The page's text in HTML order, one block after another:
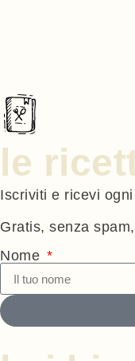
le
Iscriviti e ricevi
Gratis, senza
Nome